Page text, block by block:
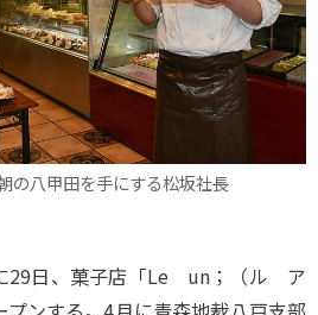
八甲田を手にする松坂社長
29日、菓子店「Le un；（ル ア